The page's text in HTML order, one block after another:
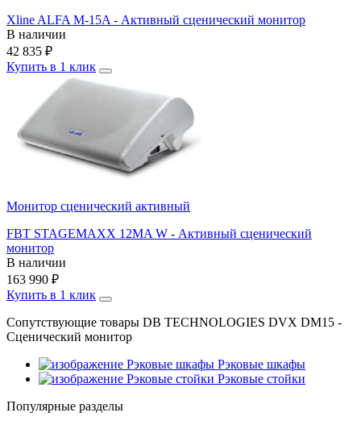
Xline ALFA M-15A - Активный сценический монитор
В наличии
42 835 ₽
Купить в 1 клик
Монитор сценический активный
FBT STAGEMAXX 12MA W - Активный сценический
монитор
В наличии
163 990 ₽
Купить в 1 клик
Сопутствующие товары DB TECHNOLOGIES DVX DM15 -
Сценический монитор
Рэковые шкафы
Рэковые стойки
Популярные разделы